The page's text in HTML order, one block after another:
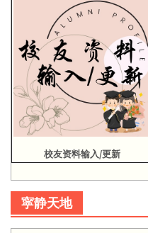
校友资料输入/更新
寜静天地